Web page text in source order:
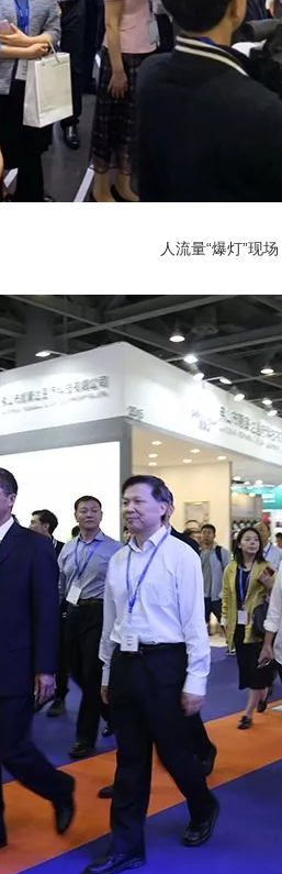
人流量“爆灯”现场